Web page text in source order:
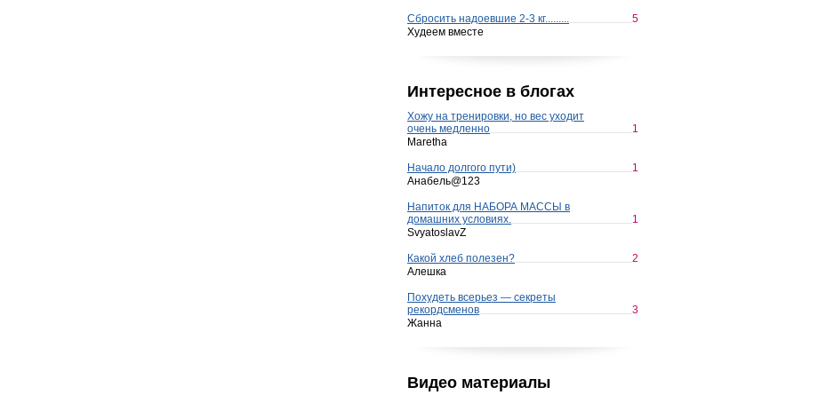
Сбросить надоевшие 2-3 кг.........
5
Худеем вместе
Интересное в блогах
Хожу на тренировки, но вес уходит
очень медленно
1
Maretha
Начало долгого пути)
1
Анабель@123
Напиток для НАБОРА МАССЫ в
домашних условиях.
1
SvyatoslavZ
Какой хлеб полезен?
2
Алешка
Похудеть всерьез — секреты
рекордсменов
3
Жанна
Видео материалы